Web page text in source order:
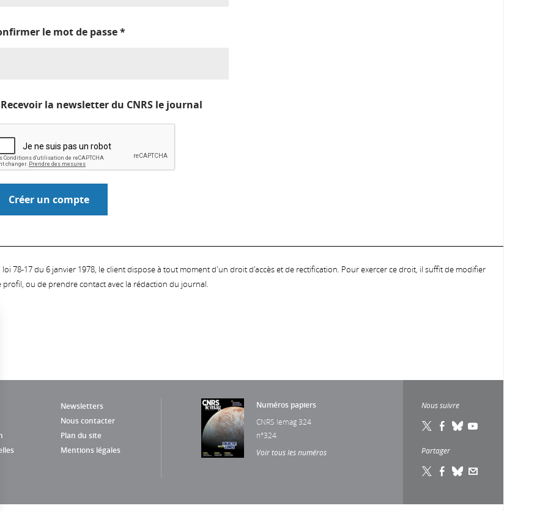
le mot de passe*
Recevoir la newsletter du CNRS le journal
78-17 du 6 janvier 1978, le client dispose à tout moment d'un droit d'accès et de rectification. Pour exercer ce droit, il suffit de modifier
ou de prendre contact avec la rédaction du journal.
Newsletters
Nous contacter
Plan du site
Mentions légales
Numéros papiers
CNRS lemag 324
n°324
Voir tous les numéros
Nous suivre
Partager